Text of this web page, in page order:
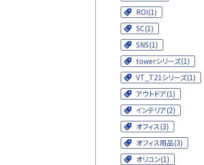
ROI(1)
SC(1)
SNS(1)
towerシリーズ(1)
VT_T21シリーズ(1)
アウトドア(1)
インテリア(2)
オフィス(3)
オフィス用品(3)
オリコン(1)